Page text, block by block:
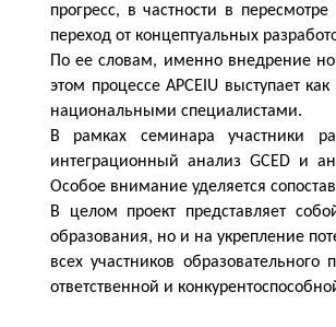
прогресс, в частности в
переход от концептуальных
По ее словам, именно внедрение
этом процессе APCEIU выступает
национальными специалистами.
В рамках семинара участники
интеграционный анализ GCED и
Особое внимание уделяется
В целом проект представляет
образования, но и на укрепление
всех участников
ответственной и